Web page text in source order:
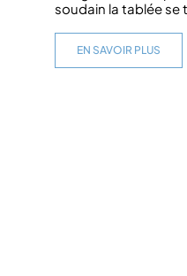
soudain la tablée se
EN SAVOIR PLUS